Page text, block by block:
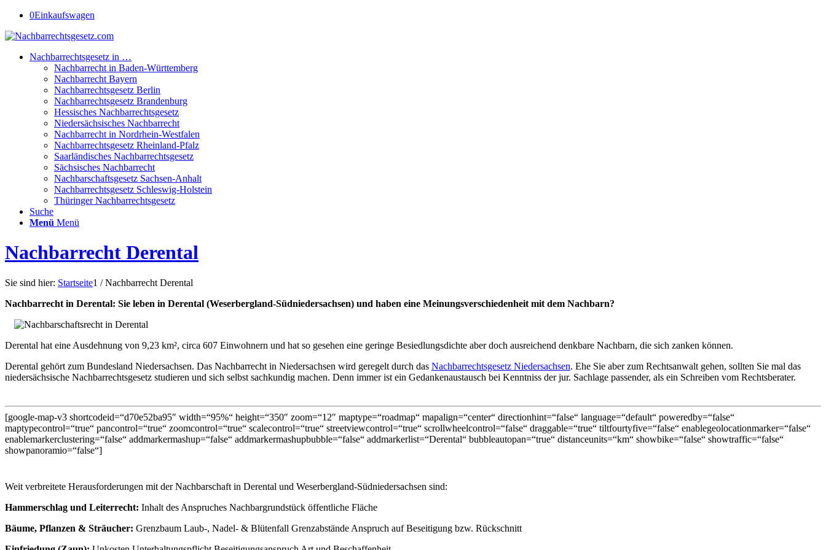
0Einkaufswagen
Nachbarrechtsgesetz in …
Nachbarrecht in Baden-Württemberg
Nachbarrecht Bayern
Nachbarrechtsgesetz Berlin
Nachbarrechtsgesetz Brandenburg
Hessisches Nachbarrechtsgesetz
Niedersächsisches Nachbarrecht
Nachbarrecht in Nordrhein-Westfalen
Nachbarrechtsgesetz Rheinland-Pfalz
Saarländisches Nachbarrechtsgesetz
Sächsisches Nachbarrecht
Nachbarschaftsgesetz Sachsen-Anhalt
Nachbarrechtsgesetz Schleswig-Holstein
Thüringer Nachbarrechtsgesetz
Suche
Menü Menü
Nachbarrecht Derental
Sie sind hier: Startseite1 / Nachbarrecht Derental
Nachbarrecht in Derental: Sie leben in Derental (Weserbergland-Südniedersachsen) und haben eine Meinungsverschiedenheit mit dem Nachbarn?
Derental hat eine Ausdehnung von 9,23 km², circa 607 Einwohnern und hat so gesehen eine geringe Besiedlungsdichte aber doch ausreichend denkbare Nachbarn, die sich zanken können.
Derental gehört zum Bundesland Niedersachsen. Das Nachbarrecht in Niedersachsen wird geregelt durch das Nachbarrechtsgesetz Niedersachsen. Ehe Sie aber zum Rechtsanwalt gehen, sollten Sie mal das
niedersächsische Nachbarrechtsgesetz studieren und sich selbst sachkundig machen. Denn immer ist ein Gedankenaustausch bei Kenntniss der jur. Sachlage passender, als ein Schreiben vom Rechtsberater.
[google-map-v3 shortcodeid=“d70e52ba95″ width=“95%“ height=“350″ zoom=“12″ maptype=“roadmap“ mapalign=“center“ directionhint=“false“ language=“default“ poweredby=“false“
maptypecontrol=“true“ pancontrol=“true“ zoomcontrol=“true“ scalecontrol=“true“ streetviewcontrol=“true“ scrollwheelcontrol=“false“ draggable=“true“ tiltfourtyfive=“false“ enablegeolocationmarker=“false“
enablemarkerclustering=“false“ addmarkermashup=“false“ addmarkermashupbubble=“false“ addmarkerlist=“Derental“ bubbleautopan=“true“ distanceunits=“km“ showbike=“false“ showtraffic=“false“
showpanoramio=“false“]
Weit verbreitete Herausforderungen mit der Nachbarschaft in Derental und Weserbergland-Südniedersachsen sind:
Hammerschlag und Leiterrecht: Inhalt des Anspruches Nachbargrundstück öffentliche Fläche
Bäume, Pflanzen & Sträucher: Grenzbaum Laub-, Nadel- & Blütenfall Grenzabstände Anspruch auf Beseitigung bzw. Rückschnitt